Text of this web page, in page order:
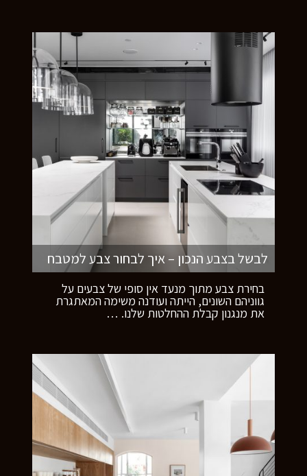
לבשל בצבע הנכון – איך לבחור צבע למטבח
בחירת צבע מתוך מנעד אין סופי של צבעים על
גווניהם השונים, הייתה ועודנה משימה המאתגרת
את מנגנון קבלת ההחלטות שלנו. …